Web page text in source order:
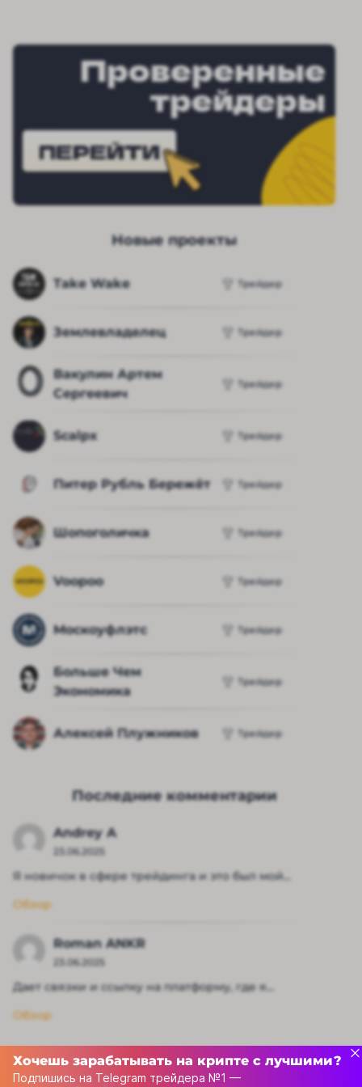
Проверенные
трейдеры
ПЕРЕЙТИ
Новые проекты
Take Wake Трейдер
Землевладелец Трейдер
Вакулин Артем
Сергеевич
Трейдер
Scalpx Трейдер
Питер Рубль Бережёт Трейдер
Шопоголичка Трейдер
Voopoo Трейдер
Москоуфлэтс Трейдер
Больше Чем
Экономика
Трейдер
Алексей Плужников Трейдер
Последние комментарии
Andrey A
23.06.2025
Я новичок в сфере трейдинга и это был мой...
Обзор
Roman ANKR
23.06.2025
Дает связки и ссылку на платформу, где я...
Обзор
Хочешь зарабатывать на крипте с лучшими?
Подпишись на Telegram трейдера №1 —